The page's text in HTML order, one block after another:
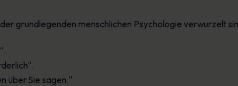
grundlegenden menschlichen Psychologie verwurzelt
über Sie sagen.“